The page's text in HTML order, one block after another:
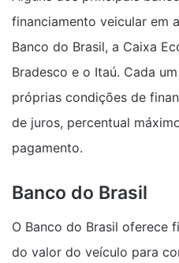
financiamento veicular em
Banco do Brasil, a Caixa
Bradesco e o Itaú. Cada
próprias condições de
de juros, percentual
pagamento.
Banco do Brasil
O Banco do Brasil oferece
do valor do veículo para